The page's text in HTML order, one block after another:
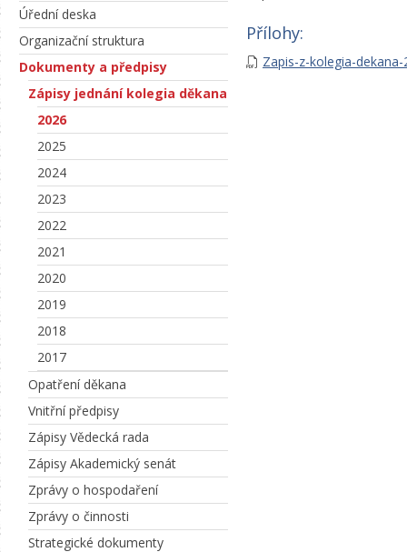
Úřední deska
Organizační struktura
Dokumenty a předpisy
Zápisy jednání kolegia děkana
2026
2025
2024
2023
2022
2021
2020
2019
2018
2017
Opatření děkana
Vnitřní předpisy
Zápisy Vědecká rada
Zápisy Akademický senát
Zprávy o hospodaření
Zprávy o činnosti
Strategické dokumenty
Přílohy:
Zapis-z-kolegia-